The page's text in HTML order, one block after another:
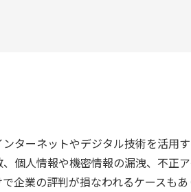
ターネットやデジタル技術を活用
個人情報や機密情報の漏洩、不正
企業の評判が損なわれるケースも